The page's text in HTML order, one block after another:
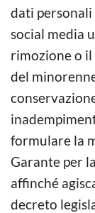
dati
social media
rimozione o il
del
formulare la
Garante per
affinché
decreto